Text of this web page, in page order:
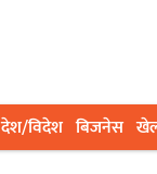
देश/विदेश बिजनेस